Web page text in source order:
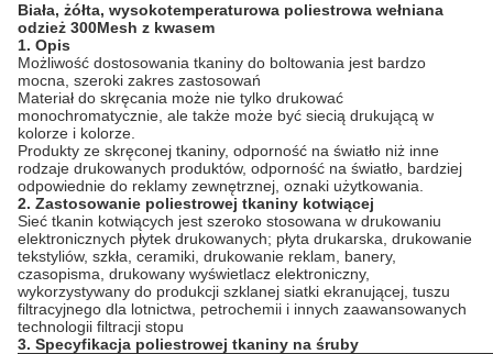
Biała, żółta, wysokotemperaturowa poliestrowa wełniana
odzież 300Mesh z kwasem
1. Opis
Możliwość dostosowania tkaniny do boltowania jest bardzo
mocna, szeroki zakres zastosowań
Materiał do skręcania może nie tylko drukować
monochromatycznie, ale także może być siecią drukującą w
kolorze i kolorze.
Produkty ze skręconej tkaniny, odporność na światło niż inne
rodzaje drukowanych produktów, odporność na światło, bardziej
odpowiednie do reklamy zewnętrznej, oznaki użytkowania.
2. Zastosowanie poliestrowej tkaniny kotwiącej
Sieć tkanin kotwiących jest szeroko stosowana w drukowaniu
elektronicznych płytek drukowanych; płyta drukarska, drukowanie
tekstyliów, szkła, ceramiki, drukowanie reklam, banery,
czasopisma, drukowany wyświetlacz elektroniczny,
wykorzystywany do produkcji szklanej siatki ekranującej, tuszu
filtracyjnego dla lotnictwa, petrochemii i innych zaawansowanych
technologii filtracji stopu
3. Specyfikacja poliestrowej tkaniny na śruby